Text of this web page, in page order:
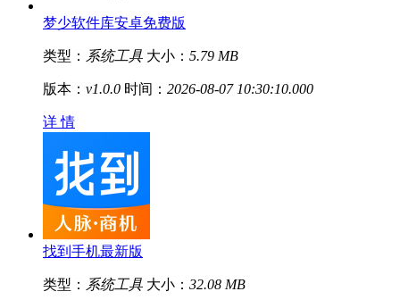
梦少软件库安卓免费版
类型： 系统工具 大小： 5.79 MB
版本： v1.0.0 时间： 2026-08-07 10:30:10.000
详 情
找到手机最新版
类型： 系统工具 大小： 32.08 MB